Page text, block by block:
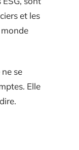
et les
se
Elle